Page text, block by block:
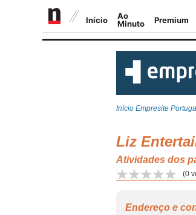
Início Empresite
Liz
Atividades dos
(0
Endereço e